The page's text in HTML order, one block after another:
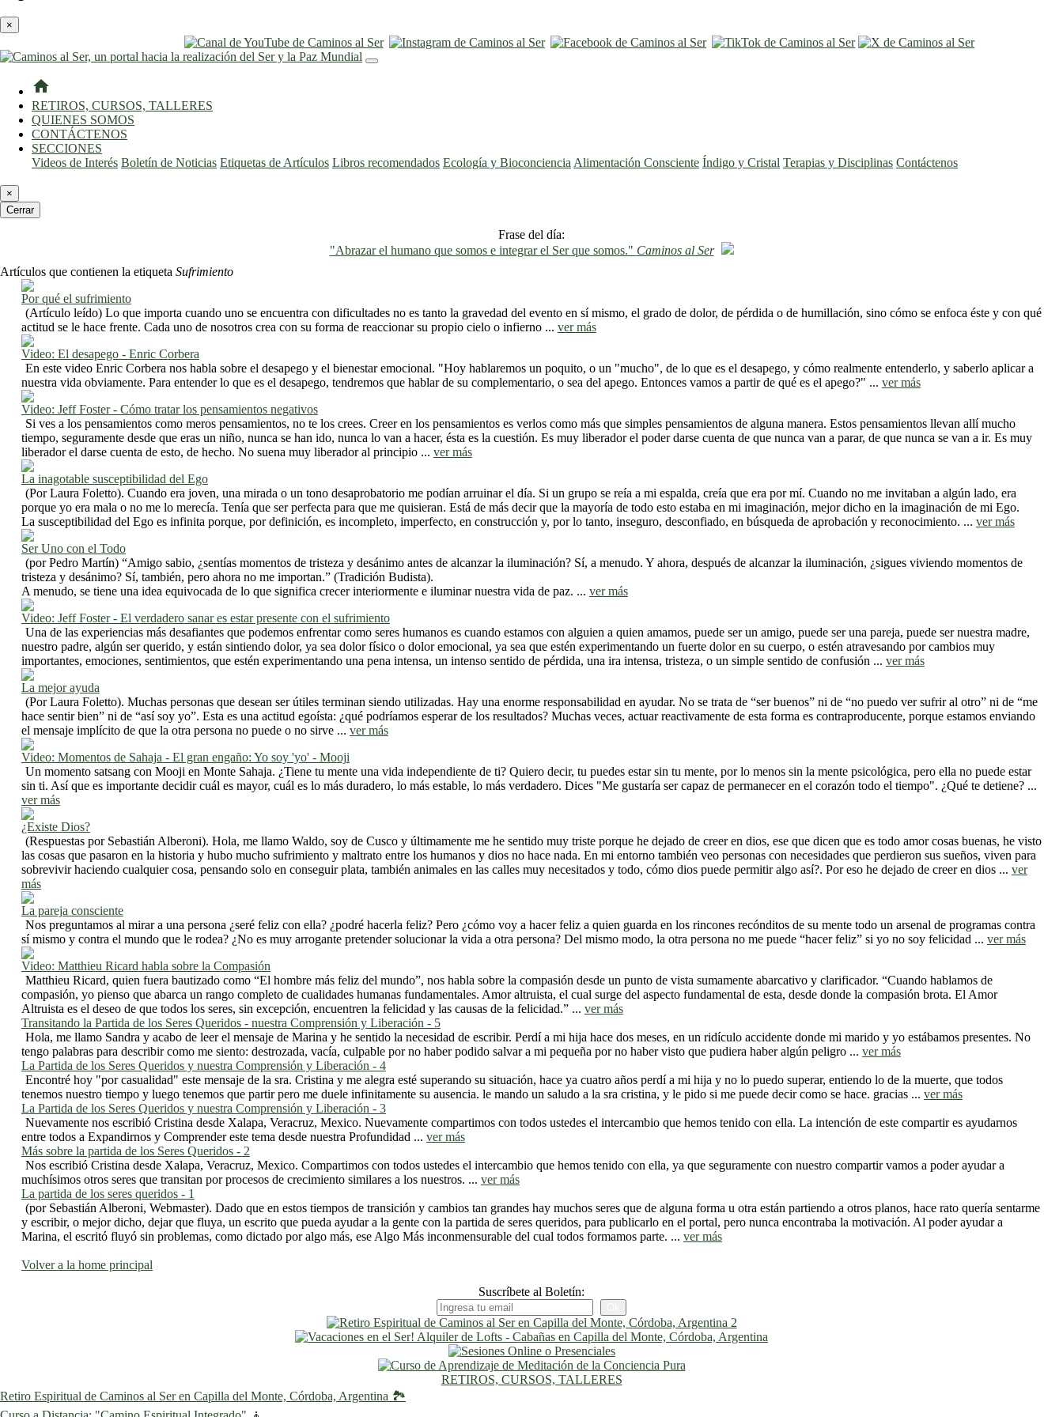
×
home
RETIROS, CURSOS, TALLERES
QUIENES SOMOS
CONTÁCTENOS
SECCIONES
Videos de Interés Boletín de Noticias Etiquetas de Artículos Libros recomendados Ecología y Bioconciencia Alimentación Consciente Índigo y Cristal Terapias y Disciplinas Contáctenos
×
Cerrar
Frase del día:
"Abrazar el humano que somos e integrar el Ser que somos." Caminos al Ser
Artículos que contienen la etiqueta Sufrimiento
Por qué el sufrimiento
(Artículo leído) Lo que importa cuando uno se encuentra con dificultades no es tanto la gravedad del evento en sí mismo, el grado de dolor, de pérdida o de humillación, sino cómo se enfoca éste y con qué
actitud se le hace frente. Cada uno de nosotros crea con su forma de reaccionar su propio cielo o infierno ... ver más
Video: El desapego - Enric Corbera
En este video Enric Corbera nos habla sobre el desapego y el bienestar emocional. "Hoy hablaremos un poquito, o un "mucho", de lo que es el desapego, y cómo realmente entenderlo, y saberlo aplicar a
nuestra vida obviamente. Para entender lo que es el desapego, tendremos que hablar de su complementario, o sea del apego. Entonces vamos a partir de qué es el apego?" ... ver más
Video: Jeff Foster - Cómo tratar los pensamientos negativos
Si ves a los pensamientos como meros pensamientos, no te los crees. Creer en los pensamientos es verlos como más que simples pensamientos de alguna manera. Estos pensamientos llevan allí mucho
tiempo, seguramente desde que eras un niño, nunca se han ido, nunca lo van a hacer, ésta es la cuestión. Es muy liberador el poder darse cuenta de que nunca van a parar, de que nunca se van a ir. Es muy
liberador el darse cuenta de esto, de hecho. No suena muy liberador al principio ... ver más
La inagotable susceptibilidad del Ego
(Por Laura Foletto). Cuando era joven, una mirada o un tono desaprobatorio me podían arruinar el día. Si un grupo se reía a mi espalda, creía que era por mí. Cuando no me invitaban a algún lado, era
porque yo era mala o no me lo merecía. Tenía que ser perfecta para que me quisieran. Está de más decir que la mayoría de todo esto estaba en mi imaginación, mejor dicho en la imaginación de mi Ego.
La susceptibilidad del Ego es infinita porque, por definición, es incompleto, imperfecto, en construcción y, por lo tanto, inseguro, desconfiado, en búsqueda de aprobación y reconocimiento. ... ver más
Ser Uno con el Todo
(por Pedro Martín) “Amigo sabio, ¿sentías momentos de tristeza y desánimo antes de alcanzar la iluminación? Sí, a menudo. Y ahora, después de alcanzar la iluminación, ¿sigues viviendo momentos de
tristeza y desánimo? Sí, también, pero ahora no me importan.” (Tradición Budista).
A menudo, se tiene una idea equivocada de lo que significa crecer interiormente e iluminar nuestra vida de paz. ... ver más
Video: Jeff Foster - El verdadero sanar es estar presente con el sufrimiento
Una de las experiencias más desafiantes que podemos enfrentar como seres humanos es cuando estamos con alguien a quien amamos, puede ser un amigo, puede ser una pareja, puede ser nuestra madre,
nuestro padre, algún ser querido, y están sintiendo dolor, ya sea dolor físico o dolor emocional, ya sea que estén experimentando un fuerte dolor en su cuerpo, o estén atravesando por cambios muy
importantes, emociones, sentimientos, que estén experimentando una pena intensa, un intenso sentido de pérdida, una ira intensa, tristeza, o un simple sentido de confusión ... ver más
La mejor ayuda
(Por Laura Foletto). Muchas personas que desean ser útiles terminan siendo utilizadas. Hay una enorme responsabilidad en ayudar. No se trata de “ser buenos” ni de “no puedo ver sufrir al otro” ni de “me
hace sentir bien” ni de “así soy yo”. Esta es una actitud egoísta: ¿qué podríamos esperar de los resultados? Muchas veces, actuar reactivamente de esta forma es contraproducente, porque estamos enviando
el mensaje implícito de que la otra persona no puede o no sirve ... ver más
Video: Momentos de Sahaja - El gran engaño: Yo soy 'yo' - Mooji
Un momento satsang con Mooji en Monte Sahaja. ¿Tiene tu mente una vida independiente de ti? Quiero decir, tu puedes estar sin tu mente, por lo menos sin la mente psicológica, pero ella no puede estar
sin ti. Así que es importante decidir cuál es mayor, cuál es lo más duradero, lo más estable, lo más verdadero. Dices "Me gustaría ser capaz de permanecer en el corazón todo el tiempo". ¿Qué te detiene? ...
ver más
¿Existe Dios?
(Respuestas por Sebastián Alberoni). Hola, me llamo Waldo, soy de Cusco y últimamente me he sentido muy triste porque he dejado de creer en dios, ese que dicen que es todo amor cosas buenas, he visto
las cosas que pasaron en la historia y hubo mucho sufrimiento y maltrato entre los humanos y dios no hace nada. En mi entorno también veo personas con necesidades que perdieron sus sueños, viven para
sobrevivir haciendo cualquier cosa, pensando solo en conseguir plata, también animales en las calles muy necesitados y todo, cómo dios puede permitir algo así?. Por eso he dejado de creer en dios ... ver
más
La pareja consciente
Nos preguntamos al mirar a una persona ¿seré feliz con ella? ¿podré hacerla feliz? Pero ¿cómo voy a hacer feliz a quien guarda en los rincones recónditos de su mente todo un arsenal de programas contra
sí mismo y contra el mundo que le rodea? ¿No es muy arrogante pretender solucionar la vida a otra persona? Del mismo modo, la otra persona no me puede “hacer feliz” si yo no soy felicidad ... ver más
Video: Matthieu Ricard habla sobre la Compasión
Matthieu Ricard, quien fuera bautizado como “El hombre más feliz del mundo”, nos habla sobre la compasión desde un punto de vista sumamente abarcativo y clarificador. “Cuando hablamos de
compasión, yo pienso que abarca un rango completo de cualidades humanas fundamentales. Amor altruista, el cual surge del aspecto fundamental de esta, desde donde la compasión brota. El Amor
Altruista es el deseo de que todos los seres, sin excepción, encuentren la felicidad y las causas de la felicidad.” ... ver más
Transitando la Partida de los Seres Queridos - nuestra Comprensión y Liberación - 5
Hola, me llamo Sandra y acabo de leer el mensaje de Marina y he sentido la necesidad de escribir. Perdí a mi hija hace dos meses, en un ridículo accidente donde mi marido y yo estábamos presentes. No
tengo palabras para describir como me siento: destrozada, vacía, culpable por no haber podido salvar a mi pequeña por no haber visto que pudiera haber algún peligro ... ver más
La Partida de los Seres Queridos y nuestra Comprensión y Liberación - 4
Encontré hoy "por casualidad" este mensaje de la sra. Cristina y me alegra esté superando su situación, hace ya cuatro años perdí a mi hija y no lo puedo superar, entiendo lo de la muerte, que todos
tenemos nuestro tiempo y luego tenemos que partir pero me duele infinitamente su ausencia. le mando un saludo a la sra cristina, y le pido si me puede decir como se hace. gracias ... ver más
La Partida de los Seres Queridos y nuestra Comprensión y Liberación - 3
Nuevamente nos escribió Cristina desde Xalapa, Veracruz, Mexico. Nuevamente compartimos con todos ustedes el intercambio que hemos tenido con ella. La intención de este compartir es ayudarnos
entre todos a Expandirnos y Comprender este tema desde nuestra Profundidad ... ver más
Más sobre la partida de los Seres Queridos - 2
Nos escribió Cristina desde Xalapa, Veracruz, Mexico. Compartimos con todos ustedes el intercambio que hemos tenido con ella, ya que seguramente con nuestro compartir vamos a poder ayudar a
muchísimos otros seres que transitan por procesos de crecimiento similares a los nuestros. ... ver más
La partida de los seres queridos - 1
(por Sebastián Alberoni, Webmaster). Dado que en estos tiempos de transición y cambios tan grandes hay muchos seres que de alguna forma u otra están partiendo a otros planos, hace rato quería sentarme
y escribir, o mejor dicho, dejar que fluya, un escrito que pueda ayudar a la gente con la partida de seres queridos, para publicarlo en el portal, pero nunca encontraba la motivación. Al poder ayudar a
Marina, el escritó fluyó sin problemas, como dictado por algo más, ese Algo Más inconmensurable del cual todos formamos parte. ... ver más
Volver a la home principal
Suscríbete al Boletín:
RETIROS, CURSOS, TALLERES
Retiro Espiritual de Caminos al Ser en Capilla del Monte, Córdoba, Argentina 🏞️